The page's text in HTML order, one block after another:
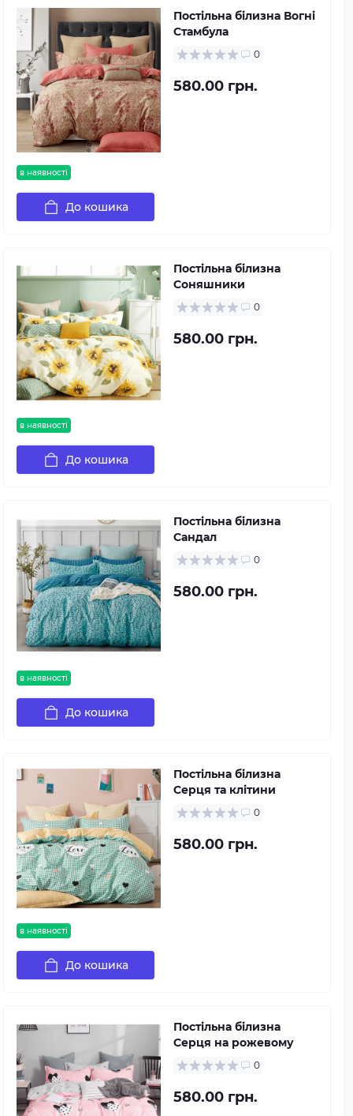
в наявності
Постільна білизна Вогні
Стамбула
0
580.00 грн.
До кошика
в наявності
Постільна білизна
Соняшники
0
580.00 грн.
До кошика
в наявності
Постільна білизна
Сандал
0
580.00 грн.
До кошика
в наявності
Постільна білизна
Серця та клітини
0
580.00 грн.
До кошика
Постільна білизна
Серця на рожевому
0
580.00 грн.